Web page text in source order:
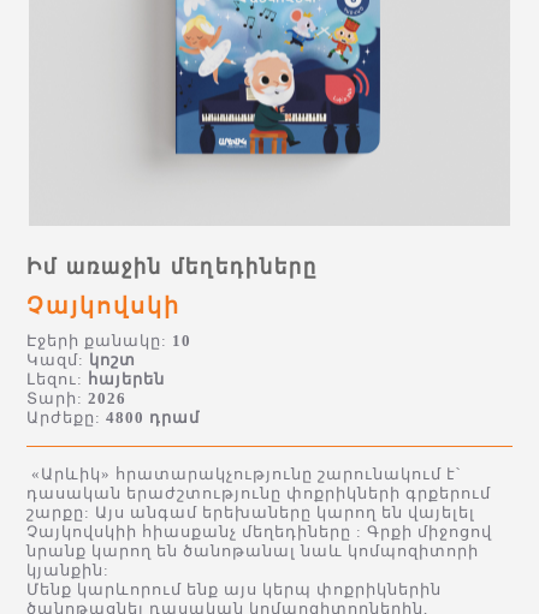
Իմ առաջին մեղեդիները
Չայկովսկի
Էջերի քանակը: 10
Կազմ: կոշտ
Լեզու: հայերեն
Տարի:2026
Արժեքը:4800 դրամ
«Արևիկ» հրատարակչությունը շարունակում է՝
դասական երաժշտությունը փոքրիկների գրքերում
շարքը: Այս անգամ երեխաները կարող են վայելել
Չայկովսկիի հիասքանչ մեղեդիները : Գրքի միջոցով
նրանք կարող են ծանոթանալ նաև կոմպոզիտորի
կյանքին:
Մենք կարևորում ենք այս կերպ փոքրիկներին
ծանոթացնել դասական կոմպոզիտորներին,